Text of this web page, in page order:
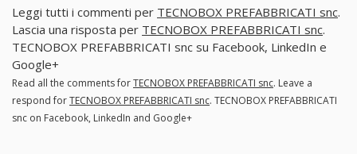
Leggi tutti i commenti per TECNOBOX PREFABBRICATI snc.
Lascia una risposta per TECNOBOX PREFABBRICATI snc.
TECNOBOX PREFABBRICATI snc su Facebook, LinkedIn e
Google+
Read all the comments forTECNOBOX PREFABBRICATI snc. Leave a
respond forTECNOBOX PREFABBRICATI snc. TECNOBOX PREFABBRICATI
snc on Facebook, LinkedIn and Google+